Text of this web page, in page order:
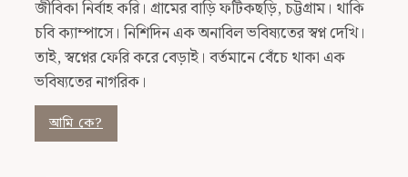
জীবিকা নির্বাহ করি। গ্রামের বাড়ি ফটিকছড়ি, চট্টগ্রাম। থাকি
চবি ক্যাম্পাসে। নিশিদিন এক অনাবিল ভবিষ্যতের স্বপ্ন দেখি।
তাই, স্বপ্নের ফেরি করে বেড়াই। বর্তমানে বেঁচে থাকা এক
ভবিষ্যতের নাগরিক।
আমি কে?